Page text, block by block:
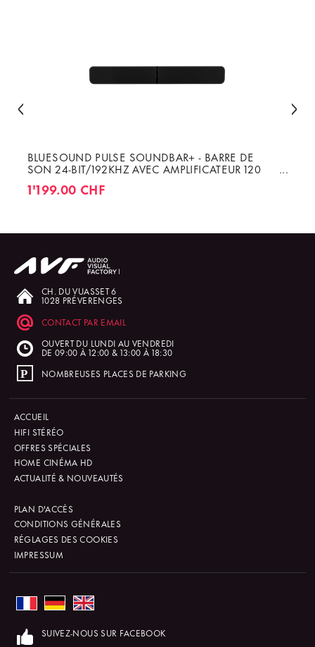
BLUESOUND PULSE SOUNDBAR+ - BARRE DE
SON 24-BIT/192KHZ AVEC AMPLIFICATEUR 120
1'199.00 CHF
CH. DU VUASSET 6
1028 PRÉVERENGES
CONTACT PAR EMAIL
OUVERT DU LUNDI AU VENDREDI
DE 09:00 À 12:00 & 13:00 À 18:30
NOMBREUSES PLACES DE PARKING
ACCUEIL
HIFI STÉRÉO
OFFRES SPÉCIALES
HOME CINÉMA HD
ACTUALITÉ & NOUVEAUTÉS
PLAN D'ACCÈS
CONDITIONS GÉNÉRALES
RÉGLAGES DES COOKIES
IMPRESSUM
SUIVEZ-NOUS SUR FACEBOOK